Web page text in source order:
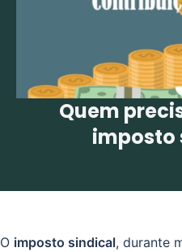
Quem
imposto
O imposto sindical, durante